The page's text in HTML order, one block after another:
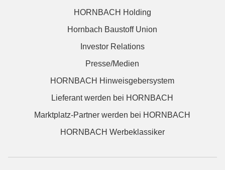
HORNBACH Holding
Hornbach Baustoff Union
Investor Relations
Presse/Medien
HORNBACH Hinweisgebersystem
Lieferant werden bei HORNBACH
Marktplatz-Partner werden bei HORNBACH
HORNBACH Werbeklassiker